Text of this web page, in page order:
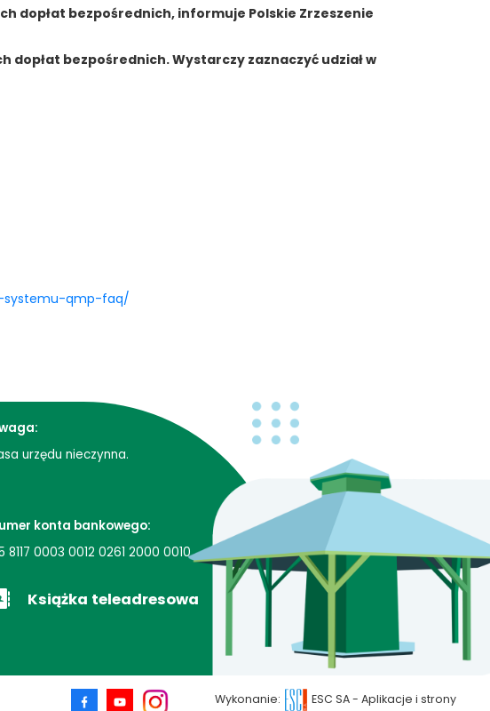
dopłat bezpośrednich, informuje Polskie Zrzeszenie
bezpośrednich. Wystarczy zaznaczyć udział w
systemu-qmp-faq/
urzędu nieczynna.
konta bankowego:
8117 0003 0012 0261 2000 0010
Książka teleadresowa
Wykonanie: ESC SA-Aplikacje i strony